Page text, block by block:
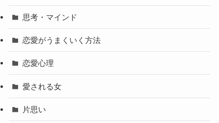
思考・マインド
恋愛がうまくいく方法
恋愛心理
愛される女
片思い